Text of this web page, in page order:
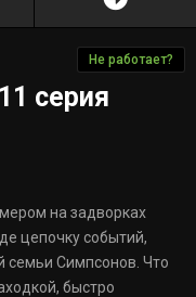
Не работает?
серия
на задворках
цепочку событий,
семьи Симпсонов. Что
быстро